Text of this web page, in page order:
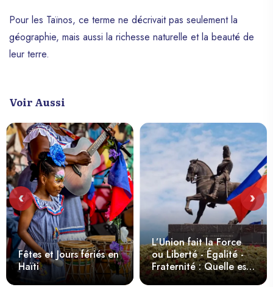
Pour les Taïnos, ce terme ne décrivait pas seulement la
géographie, mais aussi la richesse naturelle et la beauté de
leur terre.
Voir Aussi
Fêtes et Jours fériés en
Haïti
L’Union fait la Force
ou Liberté - Égalité -
Fraternité : Quelle est
la véritable devise
‹ ›